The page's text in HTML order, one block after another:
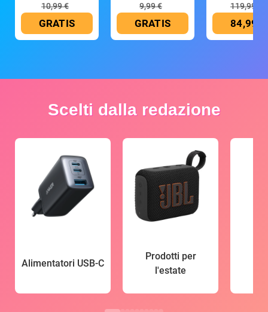
10,99 €
GRATIS
9,99 €
GRATIS
119,99 €
84,99 €
Scelti dalla redazione
Alimentatori USB-C
Prodotti per
l'estate